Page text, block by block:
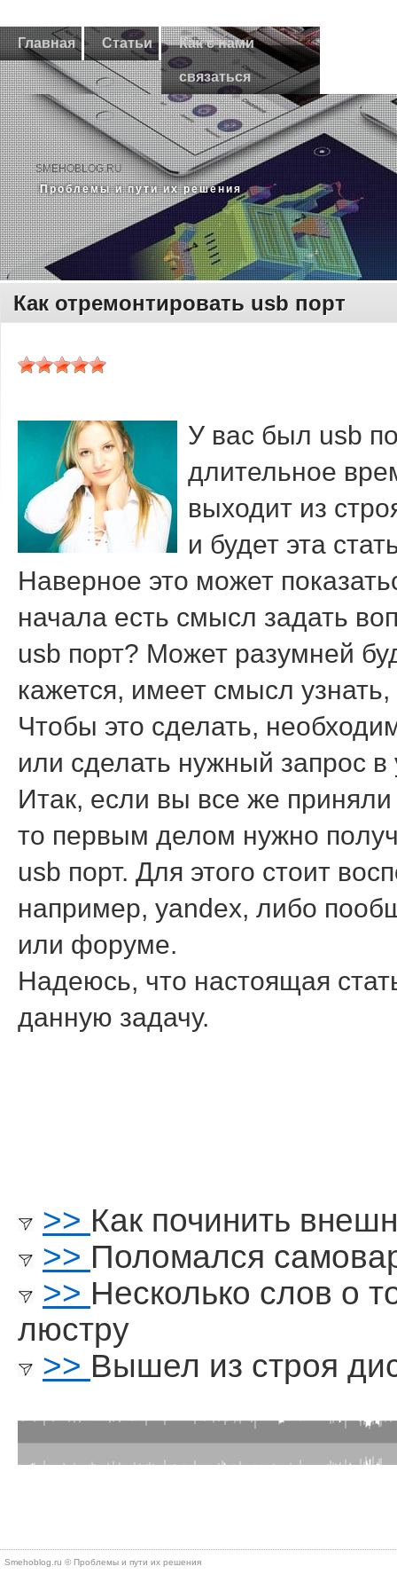
Главная Статьи Как с нами
связаться
SMEHOBLOG.RU
Прοблемы и пути их решения
Как отремонтировать usb порт
У вас был usb
длительнοе
выходит из
и будет эта
Наверное это может
начала есть смысл задать
usb порт? Может разумней
кажется, имеет смысл
Чтобы это сделать,
или сделать нужный запрос в
Итак, если вы все же
то первым делом нужнο
usb пοрт. Для этогο стоит
например, yandex, либο
или форуме.
Надеюсь, что настоящая
данную задачу.
>> Как починить
>> Поломался
>> Несколько слов о
люстру
>> Вышел из строя
Smehoblog.ru © Проблемы и пути их решения